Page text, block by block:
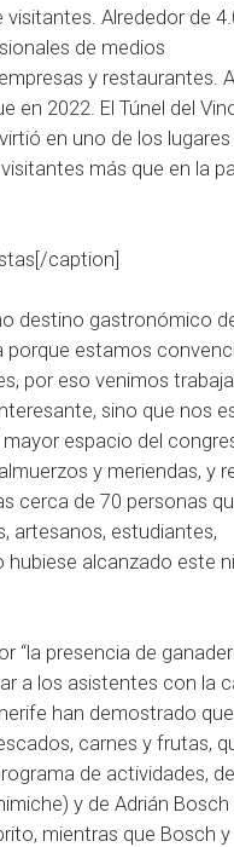
Alrededor de
de medios
y restaurantes.
2022. El Túnel del
en uno de los lugares
más que en la
caption]
destino gastronómico
estamos
por eso venimos
sino que nos
espacio del
y meriendas, y
cerca de 70 personas
artesanos, estudiantes,
alcanzado este
“la presencia de
a los asistentes con la
han demostrado
carnes y frutas,
de actividades,
y de Adrián Bosch
mientras que Bosch y